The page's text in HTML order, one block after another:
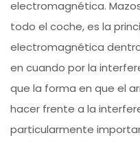
electromagnética.
todo el coche, es la
electromagnética
en cuando por la
que la forma en que el
hacer frente a la
particularmente